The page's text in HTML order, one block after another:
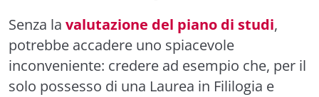
Senza la valutazione del piano di studi,
potrebbe accadere uno spiacevole
inconveniente: credere ad esempio che, per il
solo possesso di una Laurea in Fililogia e